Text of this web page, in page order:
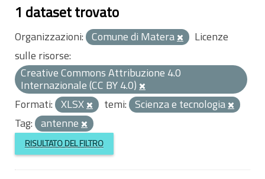
1 dataset trovato
Organizzazioni: Comune di Matera
Licenze
sulle risorse:
Creative Commons Attribuzione 4.0
Internazionale (CC BY 4.0)
Formati: XLSX temi: Scienza e tecnologia
Tag: antenne
RISULTATO DEL FILTRO